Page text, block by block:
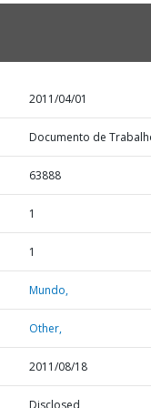
2011/04/01
Documento de
63888
1
1
Mundo,
Other,
2011/08/18
Disclosed